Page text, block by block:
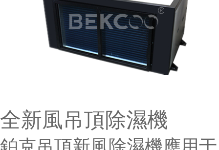
全新風吊頂除濕機